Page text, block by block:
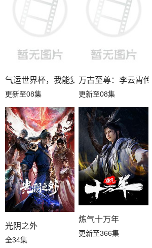
气运世界杯，我能复制所有球星技能
更新至08集
万古至尊：李云霄传
更新至08集
光阴之外
全34集
炼气十万年
更新至366集